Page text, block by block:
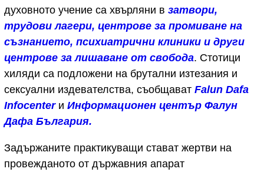
духовното учение са хвърляни в затвори,
трудови лагери, центрове за промиване на
съзнанието, психиатрични клиники и други
центрове за лишаване от свобода. Стотици
хиляди са подложени на брутални изтезания и
сексуални издевателства, съобщават Falun Dafa
Infocenterи Информационен център Фалун
Дафа България.
Задържаните практикуващи стават жертви на
провежданото от държавния апарат